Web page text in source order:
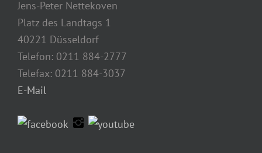
Jens-Peter Nettekoven
Platz des Landtags 1
40221 Düsseldorf
Telefon: 0211 884-2777
Telefax: 0211 884-3037
E-Mail